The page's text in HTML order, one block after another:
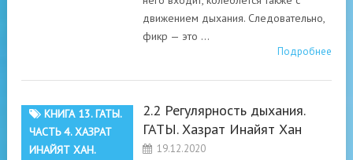
движением дыхания. Следовательно,
фикр — это …
Подробнее
КНИГА 13. ГАТЫ.
ЧАСТЬ 4. ХАЗРАТ
ИНАЙЯТ ХАН.
2.2 Регулярность дыхания.
ГАТЫ. Хазрат Инайят Хан
19.12.2020